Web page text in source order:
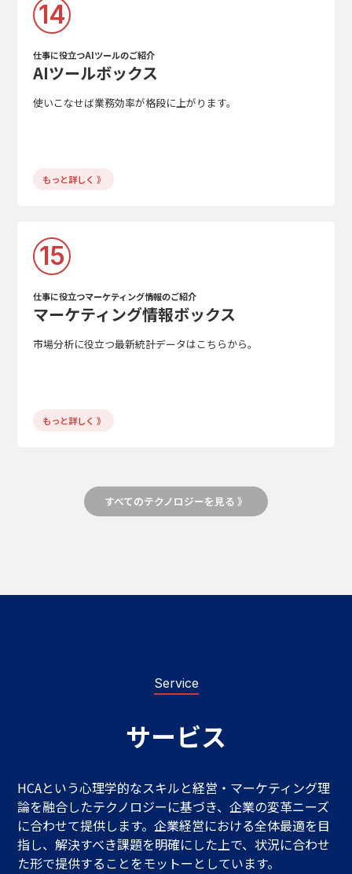
14
仕事に役立つAIツールのご紹介
AIツールボックス
使いこなせば業務効率が格段に上がります。
もっと詳しく 》
15
仕事に役立つマーケティング情報のご紹介
マーケティング情報ボックス
市場分析に役立つ最新統計データはこちらから。
もっと詳しく 》
すべてのテクノロジーを見る 》
Service
サービス
HCAという心理学的なスキルと経営・マーケティング理
論を融合したテクノロジーに基づき、企業の変革ニーズ
に合わせて提供します。企業経営における全体最適を目
指し、解決すべき課題を明確にした上で、状況に合わせ
た形で提供することをモットーとしています。